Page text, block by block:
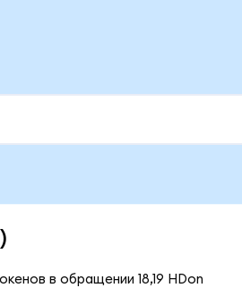
в обращении 18,19 HDon